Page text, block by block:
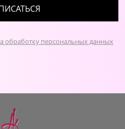
обработку персональных данных